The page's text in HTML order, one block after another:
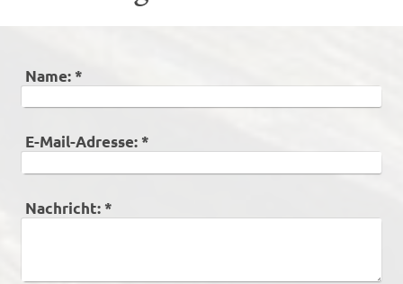
Name: *
E-Mail-Adresse: *
Nachricht: *